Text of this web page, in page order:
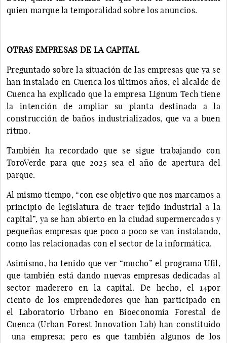
quien marque la temporalidad sobre los anuncios.
OTRAS EMPRESAS DE LA CAPITAL
Preguntado sobre la situación de las empresas que ya se
han instalado en Cuenca los últimos años, el alcalde de
Cuenca ha explicado que la empresa Lignum Tech tiene
la intención de ampliar su planta destinada a la
construcción de baños industrializados, que va a buen
ritmo.
También ha recordado que se sigue trabajando con
ToroVerde para que 2025 sea el año de apertura del
parque.
Al mismo tiempo, “con ese objetivo que nos marcamos a
principio de legislatura de traer tejido industrial a la
capital”, ya se han abierto en la ciudad supermercados y
pequeñas empresas que poco a poco se van instalando,
como las relacionadas con el sector de la informática.
Asimismo, ha tenido que ver “mucho” el programa Ufil,
que también está dando nuevas empresas dedicadas al
sector maderero en la capital. De hecho, el 14por
ciento de los emprendedores que han participado en
el Laboratorio Urbano en Bioeconomía Forestal de
Cuenca (Urban Forest Innovation Lab) han constituido
una empresa; pero es que también algunos de los